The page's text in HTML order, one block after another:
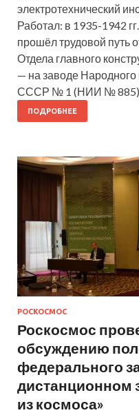
электротехнический
Работал: в 1935-1942
прошёл трудовой путь
Отдела главного
— на заводе
СССР № 1 (НИИ № 885):
ПОДРОБНЕЕ
РОСКОСМОС
Роскосмос
обсуждению
федерального
дистанционном
из космоса»